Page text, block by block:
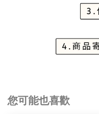
您可能也喜歡